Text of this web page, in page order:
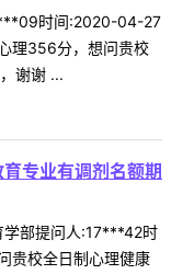
时间:2020-04-27
理356分，想问贵校
谢谢 ...
专业有调剂名额期
学部提问人:17***42时
贵校全日制心理健康